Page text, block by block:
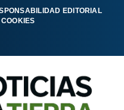
EDITORIAL